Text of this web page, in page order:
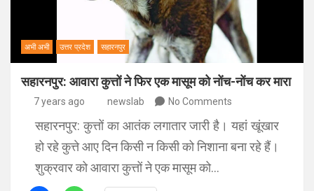
अभी अभी उत्तर प्रदेश सहारनपुर
सहारनपुर: आवारा कुत्तों ने फिर एक मासूम को नोंच-नोंच कर मारा
7 years ago newslab No Comments
सहारनपुर: कुत्तों का आतंक लगातार जारी है। यहां खूंखार
हो रहे कुत्ते आए दिन किसी न किसी को निशाना बना रहे हैं।
शुक्रवार को आवारा कुत्तों ने एक मासूम को…